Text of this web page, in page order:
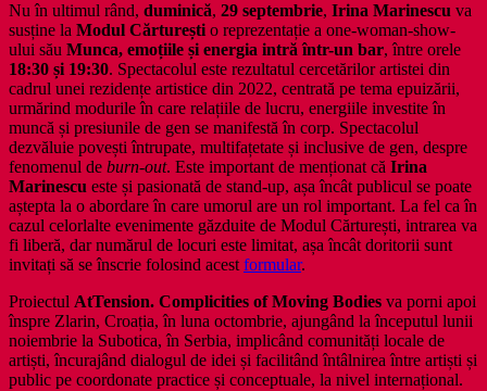
Nu în ultimul rând, duminică, 29 septembrie, Irina Marinescu va
susține la Modul Cărturești o reprezentație a one-woman-show-
ului său Munca, emoțiile și energia intră într-un bar, între orele
18:30 și 19:30. Spectacolul este rezultatul cercetărilor artistei din
cadrul unei rezidențe artistice din 2022, centrată pe tema epuizării,
urmărind modurile în care relațiile de lucru, energiile investite în
muncă și presiunile de gen se manifestă în corp. Spectacolul
dezvăluie povești întrupate, multifațetate și inclusive de gen, despre
fenomenul de burn-out. Este important de menționat că Irina
Marinescu este și pasionată de stand-up, așa încât publicul se poate
aștepta la o abordare în care umorul are un rol important. La fel ca în
cazul celorlalte evenimente găzduite de Modul Cărturești, intrarea va
fi liberă, dar numărul de locuri este limitat, așa încât doritorii sunt
invitați să se înscrie folosind acest formular.
Proiectul AtTension. Complicities of Moving Bodies va porni apoi
înspre Zlarin, Croația, în luna octombrie, ajungând la începutul lunii
noiembrie la Subotica, în Serbia, implicând comunități locale de
artiști, încurajând dialogul de idei și facilitând întâlnirea între artiști și
public pe coordonate practice și conceptuale, la nivel internațional.